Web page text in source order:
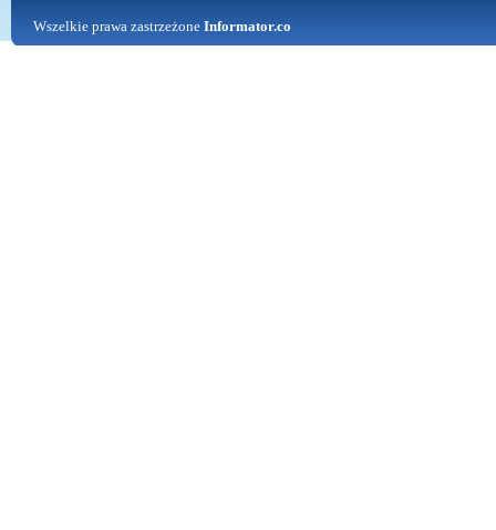
Wszelkie prawa zastrzeżone Informator.co